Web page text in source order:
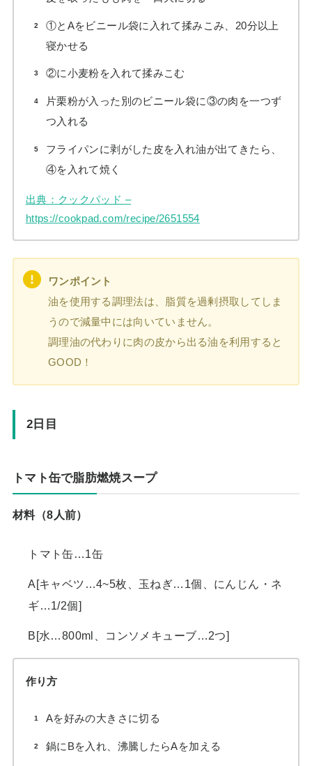
①とAをビニール袋に入れて揉みこみ、20分以上
寝かせる
②に小麦粉を入れて揉みこむ
片栗粉が入った別のビニール袋に③の肉を一つず
つ入れる
フライパンに剥がした皮を入れ油が出てきたら、
④を入れて焼く
出典：クックパッド –
https://cookpad.com/recipe/2651554
ワンポイント
油を使用する調理法は、脂質を過剰摂取してしま
うので減量中には向いていません。
調理油の代わりに肉の皮から出る油を利用すると
GOOD！
2日目
トマト缶で脂肪燃焼スープ
材料（8人前）
トマト缶…1缶
A[キャベツ…4~5枚、玉ねぎ…1個、にんじん・ネ
ギ…1/2個]
B[水…800ml、コンソメキューブ…2つ]
作り方
Aを好みの大きさに切る
鍋にBを入れ、沸騰したらAを加える